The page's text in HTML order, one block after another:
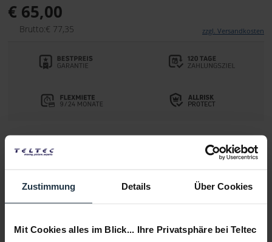
Zustimmung Details Über Cookies
Mit Cookies alles im Blick... Ihre Privatsphäre bei Teltec
€ 65,00
Brutto:€ 77,35 zzgl. Versandkosten
Lieferzeit: